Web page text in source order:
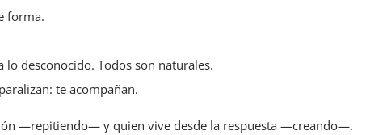
forma.
desconocido. Todos son naturales.
te acompañan.
—repitiendo— y quien vive desde la respuesta —creando—.